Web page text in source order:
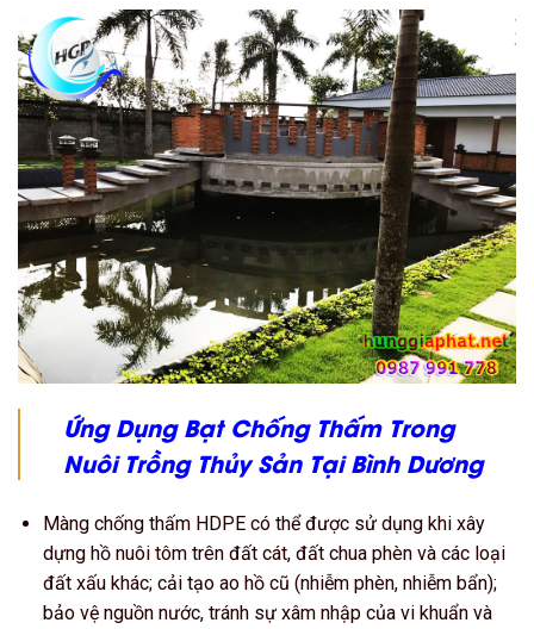
Ứng Dụng Bạt Chống Thấm Trong
Nuôi Trồng Thủy Sản Tại Bình Dương
Màng chống thấm HDPE có thể được sử dụng khi xây
dựng hồ nuôi tôm trên đất cát, đất chua phèn và các loại
đất xấu khác; cải tạo ao hồ cũ (nhiễm phèn, nhiễm bẩn);
bảo vệ nguồn nước, tránh sự xâm nhập của vi khuẩn và